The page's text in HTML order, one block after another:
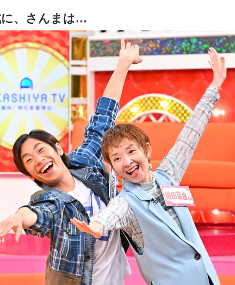
、さんまは…